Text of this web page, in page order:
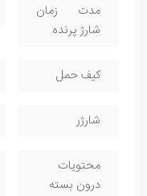
مدت زمان
شارژ پرنده
کیف حمل
شارژر
محتویات
درون بسته